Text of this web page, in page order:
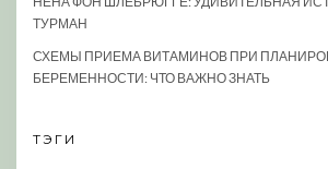
ТУРМАН
СХЕМЫ ПРИЕМА ВИТАМИНОВ ПРИ
БЕРЕМЕННОСТИ: ЧТО ВАЖНО ЗНАТЬ
ТЭГИ